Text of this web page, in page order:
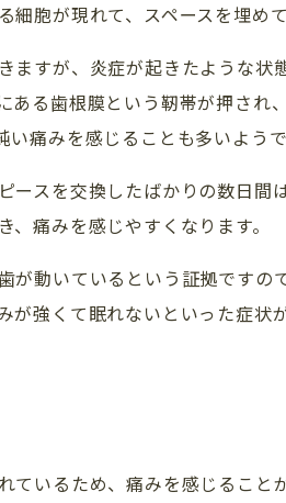
歯科コラム・症例
求人情報
プライバシーポリシ
胞が現れて、スペースを埋めて
ますが、炎症が起きたような状
ある歯根膜という靭帯が押され
痛みを感じることも多いようで
ースを交換したばかりの数日間
痛みを感じやすくなります。
が動いているという証拠ですの
が強くて眠れないといった症状
ているため、痛みを感じること